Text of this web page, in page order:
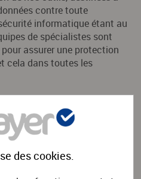
contre toute
informatique étant au
de spécialistes sont
assurer une protection
cela dans toutes les
données dans
que nous détenons sont
services et conseils les
sont confidentielles et
descookies.